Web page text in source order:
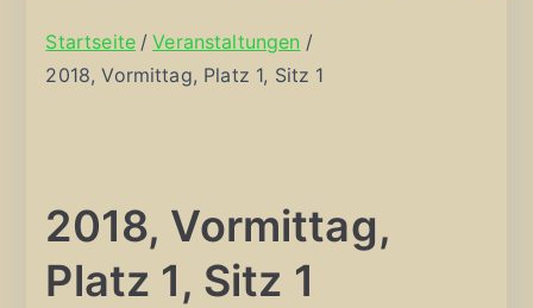
Startseite
Veranstaltungen
2018, Vormittag, Platz 1, Sitz 1
2018, Vormittag,
Platz 1, Sitz 1